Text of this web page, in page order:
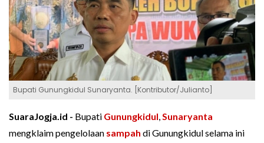
Bupati Gunungkidul Sunaryanta. [Kontributor/Julianto]
SuaraJogja.id - Bupati Gunungkidul,Sunaryanta
mengklaim pengelolaan sampah di Gunungkidul selama ini